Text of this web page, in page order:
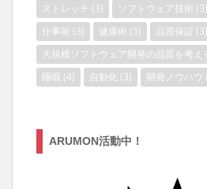
ストレッチ (3) ソフトウェア技術 (3)
仕事術 (3) 健康術 (5) 品質保証 (3)
大規模ソフトウェア開発の品質を考え
睡眠 (4) 自動化 (3) 開発ノウハウ
ARUMON活動中！